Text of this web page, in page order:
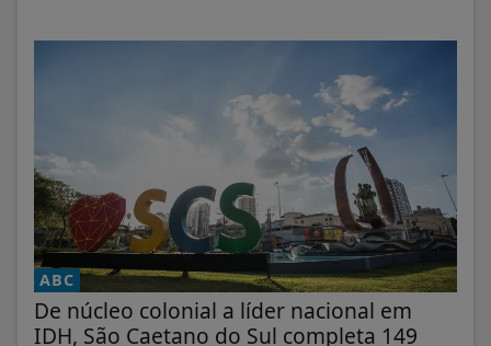
ABC
De núcleo colonial a líder nacional em
IDH, São Caetano do Sul completa 149